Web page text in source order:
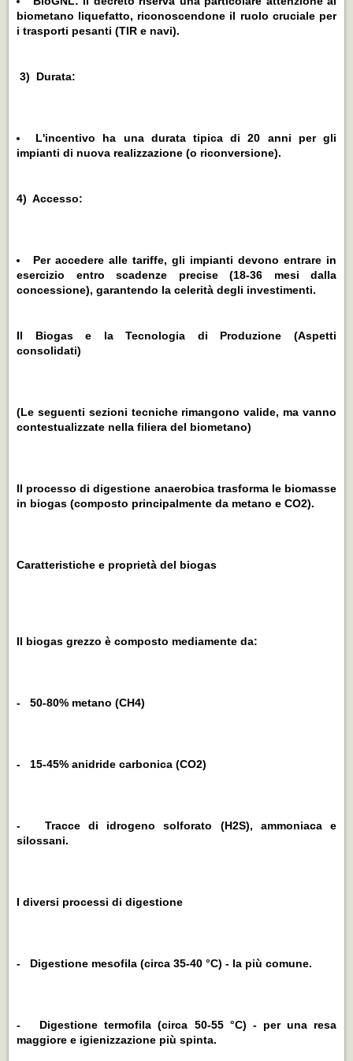
biometano liquefatto, riconoscendone il ruolo cruciale per
i trasporti pesanti (TIR e navi).
3) Durata:
L'incentivo ha una durata tipica di 20 anni per gli
impianti di nuova realizzazione (o riconversione).
4) Accesso:
Per accedere alle tariffe, gli impianti devono entrare in
esercizio entro scadenze precise (18-36 mesi dalla
concessione), garantendo la celerità degli investimenti.
Il Biogas e la Tecnologia di Produzione (Aspetti
consolidati)
(Le seguenti sezioni tecniche rimangono valide, ma vanno
contestualizzate nella filiera del biometano)
Il processo di digestione anaerobica trasforma le biomasse
in biogas (composto principalmente da metano e CO2).
Caratteristiche e proprietà del biogas
Il biogas grezzo è composto mediamente da:
- 50-80% metano (CH4)
- 15-45% anidride carbonica (CO2)
- Tracce di idrogeno solforato (H2S), ammoniaca e
silossani.
I diversi processi di digestione
- Digestione mesofila (circa 35-40 °C) - la più comune.
- Digestione termofila (circa 50-55 °C) - per una resa
maggiore e igienizzazione più spinta.